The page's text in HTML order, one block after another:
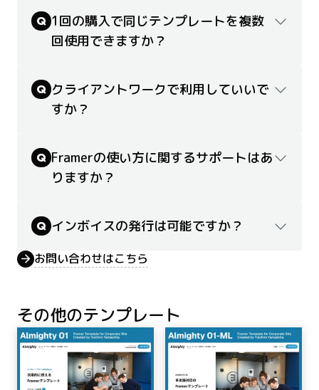
Q 1回の購入で同じテンプレートを複数
回使用できますか？
Q クライアントワークで利用していいで
すか？
Q Framerの使い方に関するサポートはあ
りますか？
Q インボイスの発行は可能ですか？
お問い合わせはこちら
その他のテンプレート